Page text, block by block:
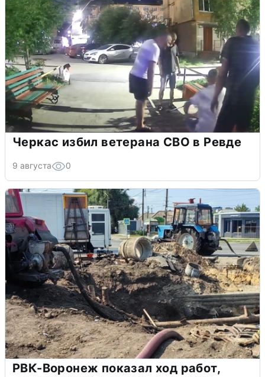
Черкас избил ветерана СВО в Ревде
9 августа 0
РВК-Воронеж показал ход работ,